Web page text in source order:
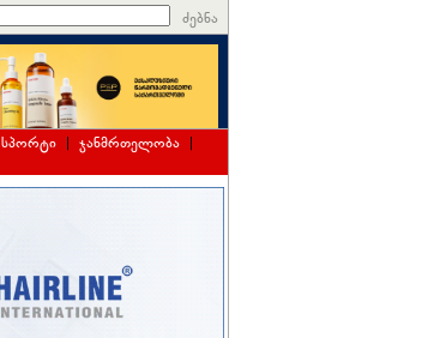
ძებნა
სპორტი | ჯანმრთელობა |